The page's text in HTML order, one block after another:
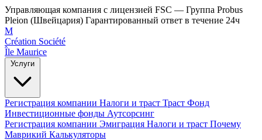
Управляющая компания с лицензией FSC — Группа Probus
Pleion (Швейцария) Гарантированный ответ в течение 24ч
M
Création Société
Île Maurice
Регистрация компании Налоги и траст Траст Фонд
Инвестиционные фонды Аутсорсинг
Регистрация компании Эмиграция Налоги и траст Почему
Маврикий Калькуляторы